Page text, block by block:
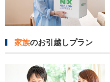
家族のお引越しプラン